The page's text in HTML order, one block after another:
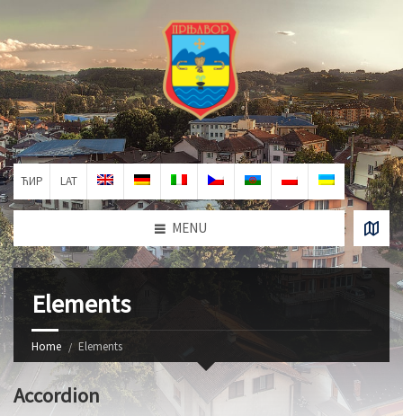
ЋИР LAT
MENU
Elements
Home Elements
Accordion